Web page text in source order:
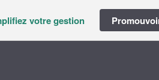
votre gestion